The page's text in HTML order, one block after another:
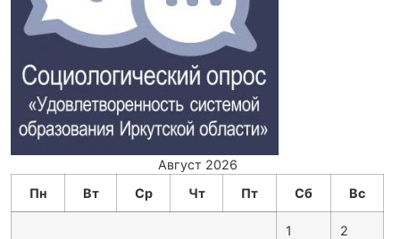
Август 2026
Пн
Вт Ср Чт Пт Сб Вс
1 2